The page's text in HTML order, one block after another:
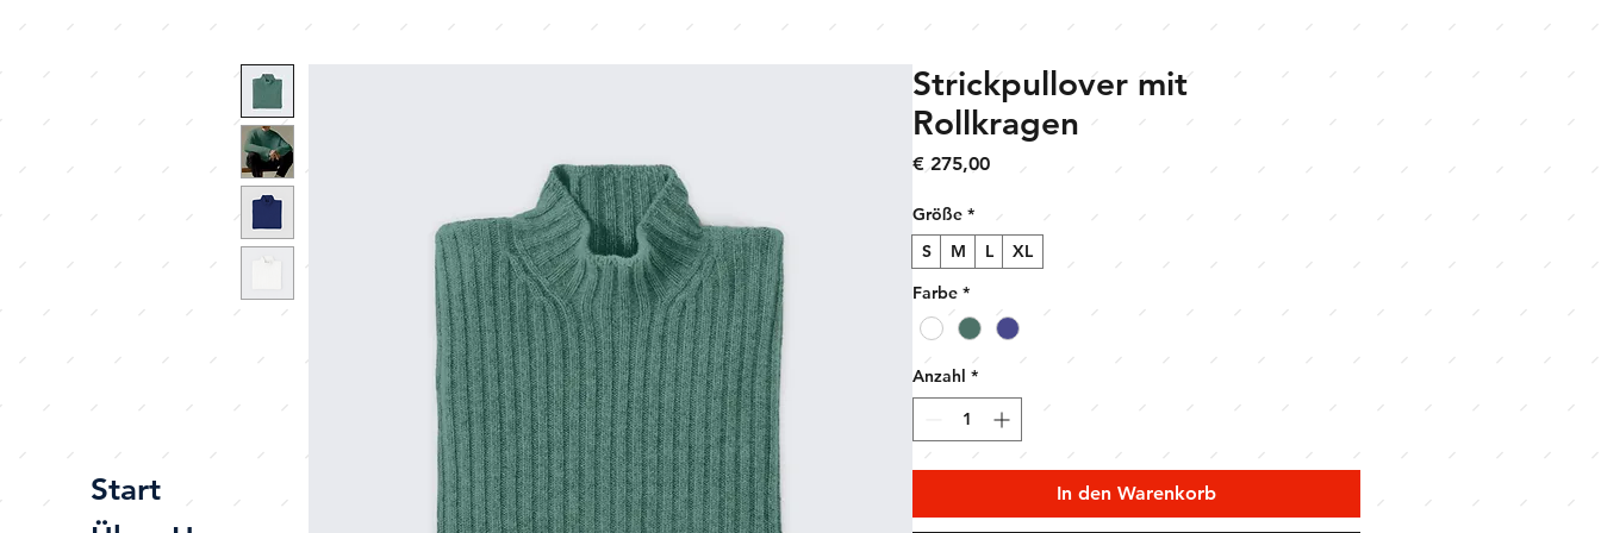
Start
Strickpullover mit
Rollkragen
€ 275,00Preis
Größe *
S
M L
XL
Farbe *
Anzahl *
In den Warenkorb